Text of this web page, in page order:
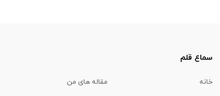
سماع قلم
خانه مقاله های من